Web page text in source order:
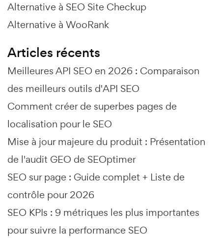
Alternative à SEO Site Checkup
Alternative à WooRank
Articles récents
Meilleures API SEO en 2026 : Comparaison
des meilleurs outils d'API SEO
Comment créer de superbes pages de
localisation pour le SEO
Mise à jour majeure du produit : Présentation
de l'audit GEO de SEOptimer
SEO sur page : Guide complet + Liste de
contrôle pour 2026
SEO KPIs : 9 métriques les plus importantes
pour suivre la performance SEO